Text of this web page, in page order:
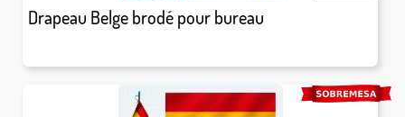
Drapeau Belge brodé pour bureau